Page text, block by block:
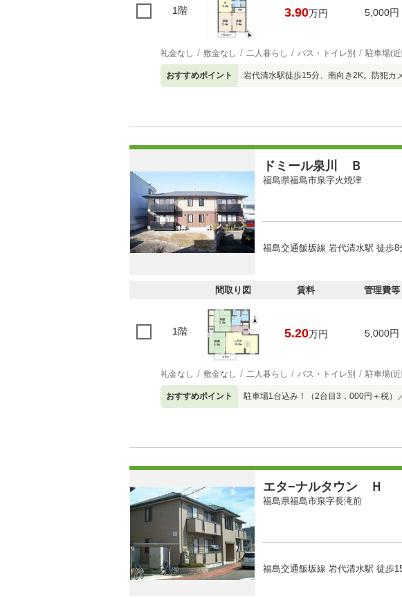
1階 3.90万円 5,000円
礼金なし 敷金なし 二人暮らし バス・トイレ別 駐車場(
おすすめポイント 岩代清水駅徒歩15分、南向き2K。防犯カ
ドミール泉川 Ｂ
福島県福島市泉字火焼津
福島交通飯坂線 岩代清水駅 徒歩8
間取り図 賃料 管理費等
1階 5.20万円 5,000円
礼金なし 敷金なし 二人暮らし バス・トイレ別 駐車場(
おすすめポイント 駐車場1台込み！（2台目3，000円＋税）
エタ−ナルタウン Ｈ
福島県福島市泉字長滝前
福島交通飯坂線 岩代清水駅 徒歩